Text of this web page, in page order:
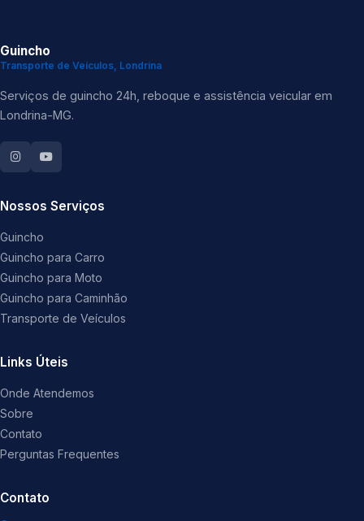
Guincho
Transporte de Veículos, Londrina
Serviços de guincho 24h, reboque e assistência veicular em
Londrina-MG.
Nossos Serviços
Guincho
Guincho para Carro
Guincho para Moto
Guincho para Caminhão
Transporte de Veículos
Links Úteis
Onde Atendemos
Sobre
Contato
Perguntas Frequentes
Contato